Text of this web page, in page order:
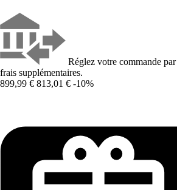
Réglez votre commande
frais supplémentaires.
899,99 € 813,01 € -10%